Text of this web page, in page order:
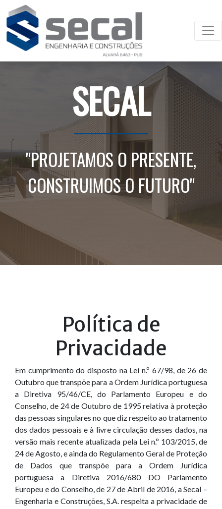
SECAL
"PROJETAMOS O PRESENTE,
CONSTRUIMOS O FUTURO"
Política de
Privacidade
Em cumprimento do disposto na Lei n.º 67/98, de 26 de
Outubro que transpõe para a Ordem Jurídica portuguesa
a Diretiva 95/46/CE, do Parlamento Europeu e do
Conselho, de 24 de Outubro de 1995 relativa à proteção
das pessoas singulares no que diz respeito ao tratamento
dos dados pessoais e à livre circulação desses dados, na
versão mais recente atualizada pela Lei n.º 103/2015, de
24 de Agosto, e ainda do Regulamento Geral de Proteção
de Dados que transpõe para a Ordem Jurídica
portuguesa a Diretiva 2016/680 DO Parlamento
Europeu e do Conselho, de 27 de Abril de 2016, a Secal –
Engenharia e Construções, S.A. respeita a privacidade de